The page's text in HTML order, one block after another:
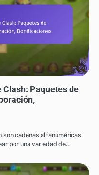
Clash: Paquetes de
son cadenas alfanuméricas
por una variedad de…